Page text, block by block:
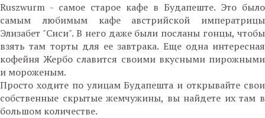
Ruszwurm - самое старое кафе в Будапеште. Это было
самым любимым кафе австрийской императрицы
Элизабет "Сиси". В него даже были посланы гонцы, чтобы
взять там торты для ее завтрака. Еще одна интересная
кофейня Жербо славится своими вкусными пирожными
и мороженым.
Просто ходите по улицам Будапешта и открывайте свои
собственные скрытые жемчужины, вы найдете их там в
большом количестве.